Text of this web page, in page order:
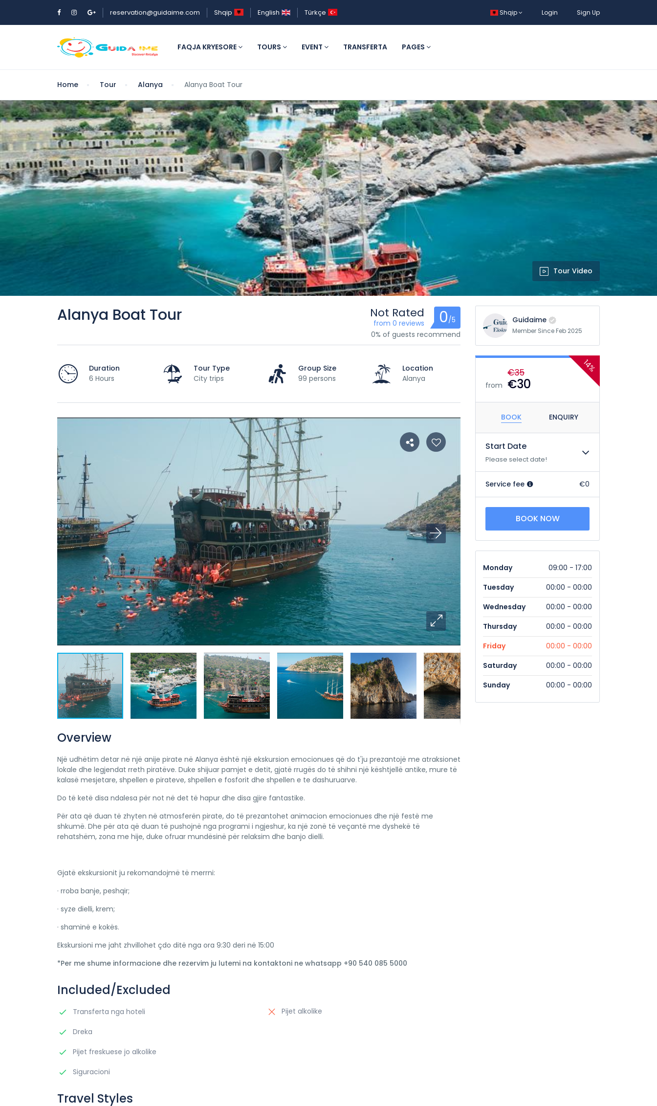
reservation@guidaime.com Shqip English Türkçe Shqip Login Sign Up
FAQJA KRYESORE TOURS EVENT TRANSFERTA PAGES
Home Tour Alanya Alanya Boat Tour
Tour Video
Alanya Boat Tour Not Rated
from 0 reviews 0/5
0% of guests recommend
Duration
6 Hours
Tour Type
City trips
Group Size
99 persons
Location
Alanya
Overview
Një udhëtim detar në një anije pirate në Alanya është një ekskursion emocionues që do t'ju prezantojë me atraksionet
lokale dhe legjendat rreth piratëve. Duke shijuar pamjet e detit, gjatë rrugës do të shihni një kështjellë antike, mure të
kalasë mesjetare, shpellen e pirateve, shpellen e fosforit dhe shpellen e te dashuruarve.
Do të ketë disa ndalesa për not në det të hapur dhe disa gjire fantastike.
Për ata që duan të zhyten në atmosferën pirate, do të prezantohet animacion emocionues dhe një festë me
shkumë. Dhe për ata që duan të pushojnë nga programi i ngjeshur, ka një zonë të veçantë me dyshekë të
rehatshëm, zona me hije, duke ofruar mundësinë për relaksim dhe banjo dielli.
Gjatë ekskursionit ju rekomandojmë të merrni:
· rroba banje, peshqir;
· syze dielli, krem;
· shaminë e kokës.
Ekskursioni me jaht zhvillohet çdo ditë nga ora 9:30 deri në 15:00
*Per me shume informacione dhe rezervim ju lutemi na kontaktoni ne whatsapp +90 540 085 5000
Included/Excluded
Transferta nga hoteli
Dreka
Pijet freskuese jo alkolike
Siguracioni
Pijet alkolike
Travel Styles
Guidaime
Member Since Feb 2025
14%
from
€35
€30
BOOK ENQUIRY
Start Date
Please select date!
Service fee €0
BOOK NOW
Monday
09:00 - 17:00
Tuesday
00:00 - 00:00
Wednesday
00:00 - 00:00
Thursday
00:00 - 00:00
Friday
00:00 - 00:00
Saturday
00:00 - 00:00
Sunday
00:00 - 00:00